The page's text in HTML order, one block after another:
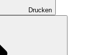
Drucken